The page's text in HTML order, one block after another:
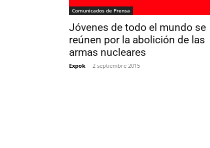
Comunicados de Prensa
Jóvenes de todo el mundo se
reúnen por la abolición de las
armas nucleares
Expok - 2 septiembre 2015